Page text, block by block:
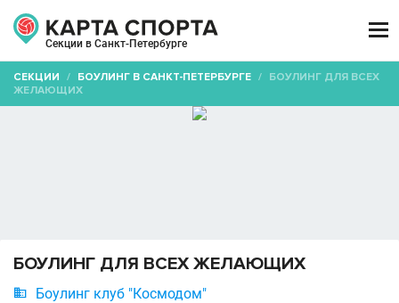
Секции в Санкт-Петербурге

СЕКЦИИ / БОУЛИНГ В САНКТ-ПЕТЕРБУРГЕ / БОУЛИНГ ДЛЯ ВСЕХ
ЖЕЛАЮЩИХ
БОУЛИНГ ДЛЯ ВСЕХ ЖЕЛАЮЩИХ
 Боулинг клуб "Космодом"